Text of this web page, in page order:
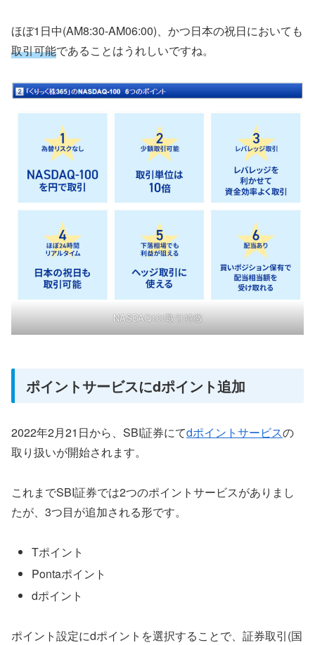
ほぼ1日中(AM8:30-AM06:00)、かつ日本の祝日においても
取引可能であることはうれしいですね。
NASDAQ100取引特徴
ポイントサービスにdポイント追加
2022年2月21日から、SBI証券にてdポイントサービスの
取り扱いが開始されます。
これまでSBI証券では2つのポイントサービスがありまし
たが、3つ目が追加される形です。
Tポイント
Pontaポイント
dポイント
ポイント設定にdポイントを選択することで、証券取引(国